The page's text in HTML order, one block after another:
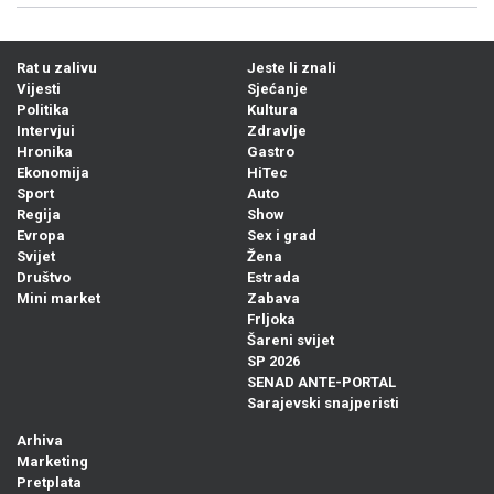
Rat u zalivu
Vijesti
Politika
Intervjui
Hronika
Ekonomija
Sport
Regija
Evropa
Svijet
Društvo
Mini market
Jeste li znali
Sjećanje
Kultura
Zdravlje
Gastro
HiTec
Auto
Show
Sex i grad
Žena
Estrada
Zabava
Frljoka
Šareni svijet
SP 2026
SENAD ANTE-PORTAL
Sarajevski snajperisti
Arhiva
Marketing
Pretplata